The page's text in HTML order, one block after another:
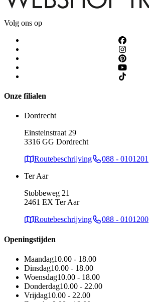
Volg ons op
Onze filialen
Dordrecht
Einsteinstraat 29
3316 GG Dordrecht
Routebeschrijving
088 - 0101201
Ter Aar
Stobbeweg 21
2461 EX Ter Aar
Routebeschrijving
088 - 0101200
Openingstijden
Maandag10.00 - 18.00
Dinsdag10.00 - 18.00
Woensdag10.00 - 18.00
Donderdag10.00 - 22.00
Vrijdag10.00 - 22.00